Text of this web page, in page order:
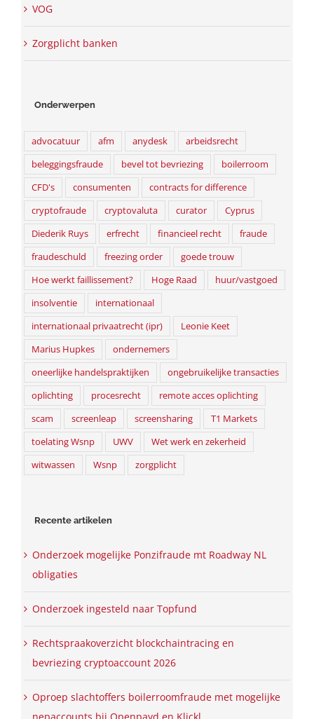
VOG
Zorgplicht banken
Onderwerpen
advocatuur afm anydesk
arbeidsrecht
beleggingsfraude
bevel tot bevriezing
boilerroom
CFD's
consumenten
contracts for difference
cryptofraude
cryptovaluta curator
Cyprus
Diederik Ruys
erfrecht financieel recht
fraude
fraudeschuld
freezing order
goede trouw
Hoe werkt faillissement?
Hoge Raad
huur/vastgoed
insolventie
internationaal
internationaal privaatrecht (ipr)
Leonie Keet
Marius Hupkes
ondernemers
oneerlijke handelspraktijken
ongebruikelijke transacties
oplichting
procesrecht
remote acces oplichting
scam
screenleap screensharing
T1 Markets
toelating Wsnp
UWV
Wet werk en zekerheid
witwassen
Wsnp zorgplicht
Recente artikelen
Onderzoek mogelijke Ponzifraude mt Roadway NL
obligaties
Onderzoek ingesteld naar Topfund
Rechtspraakoverzicht blockchaintracing en
bevriezing cryptoaccount 2026
Oproep slachtoffers boilerroomfraude met mogelijke